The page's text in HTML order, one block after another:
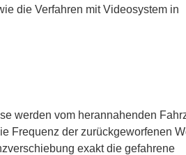
die Verfahren mit Videosystem in
werden vom herannahenden
Frequenz der zurückgeworfenen
exakt die gefahrene